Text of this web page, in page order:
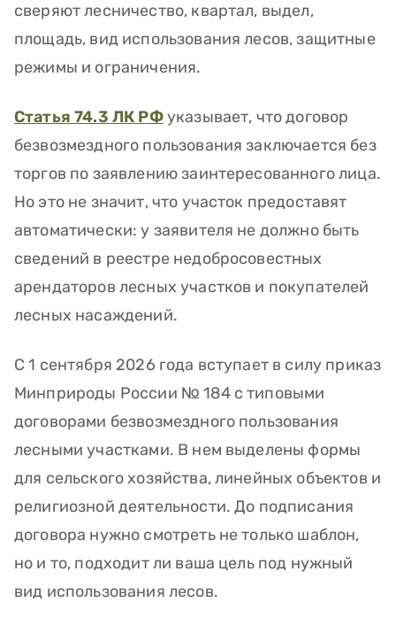
сверяют лесничество, квартал, выдел,
площадь, вид использования лесов, защитные
режимы и ограничения.
Статья 74.3 ЛК РФуказывает, что договор
безвозмездного пользования заключается без
торгов по заявлению заинтересованного лица.
Но это не значит, что участок предоставят
автоматически: у заявителя не должно быть
сведений в реестре недобросовестных
арендаторов лесных участков и покупателей
лесных насаждений.
С 1 сентября 2026 года вступает в силу приказ
Минприроды России № 184 с типовыми
договорами безвозмездного пользования
лесными участками. В нем выделены формы
для сельского хозяйства, линейных объектов и
религиозной деятельности. До подписания
договора нужно смотреть не только шаблон,
но и то, подходит ли ваша цель под нужный
вид использования лесов.